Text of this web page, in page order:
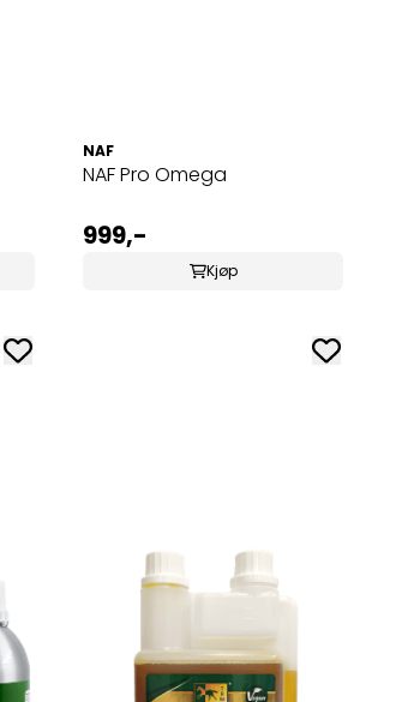
NAF
NAF Pro Omega
999,-
Kjøp